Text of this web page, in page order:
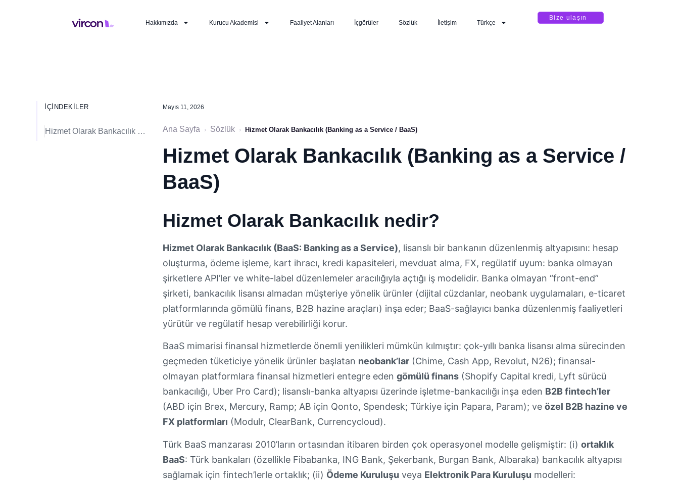
Hakkımızda Kurucu Akademisi Faaliyet Alanları İçgörüler Sözlük İletişim Türkçe
Bize ulaşın
İÇINDEKILER
Hizmet Olarak Bankacılık nedir?
Mayıs 11, 2026
Ana Sayfa › Sözlük › Hizmet Olarak Bankacılık (Banking as a Service / BaaS)
Hizmet Olarak Bankacılık (Banking as a Service /
BaaS)
Hizmet Olarak Bankacılık nedir?
Hizmet Olarak Bankacılık (BaaS: Banking as a Service), lisanslı bir bankanın düzenlenmiş altyapısını: hesap
oluşturma, ödeme işleme, kart ihracı, kredi kapasiteleri, mevduat alma, FX, regülatif uyum: banka olmayan
şirketlere API’ler ve white-label düzenlemeler aracılığıyla açtığı iş modelidir. Banka olmayan “front-end”
şirketi, bankacılık lisansı almadan müşteriye yönelik ürünler (dijital cüzdanlar, neobank uygulamaları, e-ticaret
platformlarında gömülü finans, B2B hazine araçları) inşa eder; BaaS-sağlayıcı banka düzenlenmiş faaliyetleri
yürütür ve regülatif hesap verebilirliği korur.
BaaS mimarisi finansal hizmetlerde önemli yenilikleri mümkün kılmıştır: çok-yıllı banka lisansı alma sürecinden
geçmeden tüketiciye yönelik ürünler başlatan neobank’lar (Chime, Cash App, Revolut, N26); finansal-
olmayan platformlara finansal hizmetleri entegre eden gömülü finans (Shopify Capital kredi, Lyft sürücü
bankacılığı, Uber Pro Card); lisanslı-banka altyapısı üzerinde işletme-bankacılığı inşa eden B2B fintech’ler
(ABD için Brex, Mercury, Ramp; AB için Qonto, Spendesk; Türkiye için Papara, Param); ve özel B2B hazine ve
FX platformları (Modulr, ClearBank, Currencycloud).
Türk BaaS manzarası 2010’ların ortasından itibaren birden çok operasyonel modelle gelişmiştir: (i) ortaklık
BaaS: Türk bankaları (özellikle Fibabanka, ING Bank, Şekerbank, Burgan Bank, Albaraka) bankacılık altyapısı
sağlamak için fintech’lerle ortaklık; (ii) Ödeme Kuruluşu veya Elektronik Para Kuruluşu modelleri: